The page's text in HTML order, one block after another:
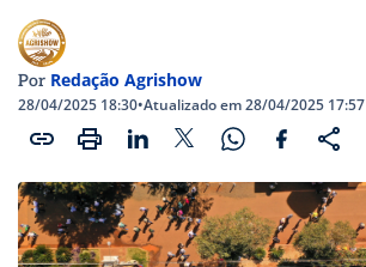
Por Redação Agrishow
28/04/2025 18:30•Atualizado em 28/04/2025 17:57